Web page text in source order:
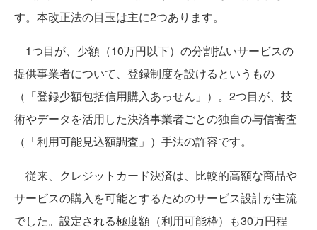
す。本改正法の目玉は主に2つあります。
1つ目が、少額（10万円以下）の分割払いサービスの
提供事業者について、登録制度を設けるというもの
（「登録少額包括信用購入あっせん」）。2つ目が、技
術やデータを活用した決済事業者ごとの独自の与信審査
（「利用可能見込額調査」）手法の許容です。
従来、クレジットカード決済は、比較的高額な商品や
サービスの購入を可能とするためのサービス設計が主流
でした。設定される極度額（利用可能枠）も30万円程